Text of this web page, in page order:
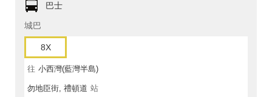
巴士
城巴
8X
往 小西灣(藍灣半島)
勿地臣街, 禮頓道 站